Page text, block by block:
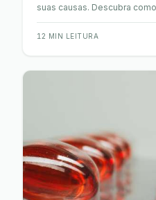
suas causas. Descubra
diagnosticado e quais as
12 MIN LEITURA